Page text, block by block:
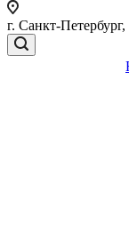
г. Санкт-